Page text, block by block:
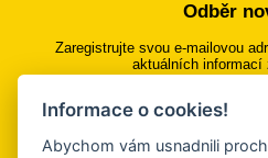
Odběr
Zaregistrujte svou e-mailovou
aktuálních informací
Přihlásit se k
Informace o cookies!
Abychom vám usnadnili